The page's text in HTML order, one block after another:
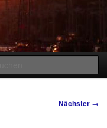
Nächster →